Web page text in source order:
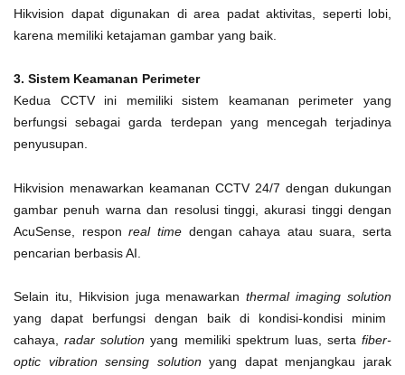
Hikvision dapat digunakan di area padat aktivitas, seperti lobi,
karena memiliki ketajaman gambar yang baik.
3. Sistem Keamanan Perimeter
Kedua CCTV ini memiliki sistem keamanan perimeter yang
berfungsi sebagai garda terdepan yang mencegah terjadinya
penyusupan.
Hikvision menawarkan keamanan CCTV 24/7 dengan dukungan
gambar penuh warna dan resolusi tinggi, akurasi tinggi dengan
AcuSense, responreal timedengan cahaya atau suara, serta
pencarian berbasis AI.
Selain itu, Hikvision juga menawarkanthermal imaging solution
yang dapat berfungsi dengan baik di kondisi-kondisi minim
cahaya,radar solutionyang memiliki spektrum luas, serta fiber-
optic vibration sensing solution yang dapat menjangkau jarak